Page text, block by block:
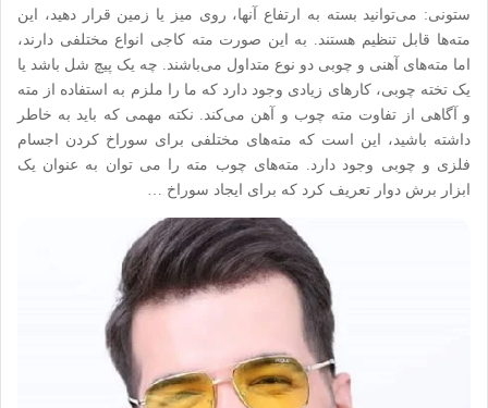
ستونی: می‌توانید بسته به ارتفاع آنها، روی میز یا زمین قرار دهید، این
مته‌ها قابل تنظیم هستند. به این صورت مته کاجی انواع مختلفی دارند،
اما مته‌های آهنی و چوبی دو نوع متداول می‌باشند. چه یک پیچ شل باشد یا
یک تخته چوبی، کارهای زیادی وجود دارد که ما را ملزم به استفاده از مته
و آگاهی از تفاوت مته چوب و آهن می‌کند. نکته مهمی که باید به خاطر
داشته باشید، این است که مته‌های مختلفی برای سوراخ کردن اجسام
فلزی و چوبی وجود دارد. مته‌های چوب مته را می توان به عنوان یک
ابزار برش دوار تعریف کرد که برای ایجاد سوراخ …